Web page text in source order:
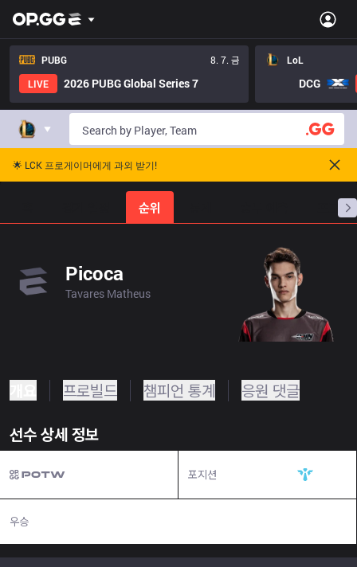
PUBG
8. 7. 금
LIVE
2026 PUBG Global Series 7
LoL
DCG
🌟 LCK 프로게이머에게 과외 받기!
순위 프로빌
Picoca
Tavares Matheus
프로빌드 챔피언 통계 응원 댓글
선수 상세 정보
포지션
우승